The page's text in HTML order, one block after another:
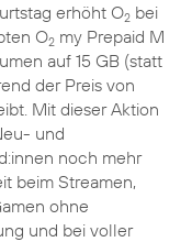
erhöht O2bei
O2my Prepaid M
auf 15 GB (statt
der Preis von
Mit dieser Aktion
und
noch mehr
beim Streamen,
ohne
und bei voller